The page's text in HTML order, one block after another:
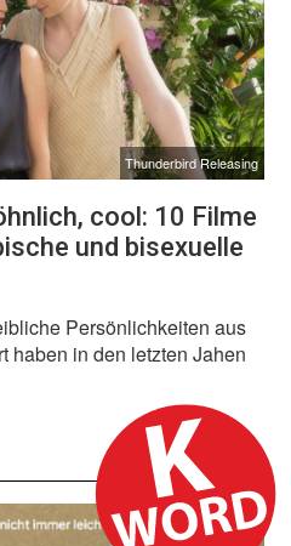
Thunderbird Releasing
cool: 10 Filme
und bisexuelle
Persönlichkeiten aus
haben in den letzten Jahen